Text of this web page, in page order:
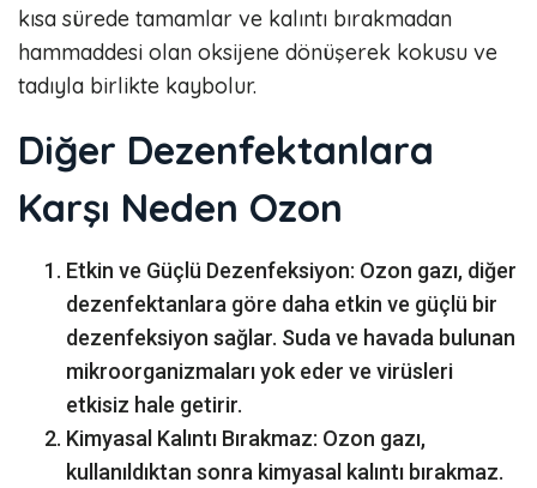
kısa sürede tamamlar ve kalıntı bırakmadan
hammaddesi olan oksijene dönüşerek kokusu ve
tadıyla birlikte kaybolur.
Diğer Dezenfektanlara
Karşı Neden Ozon
Etkin ve Güçlü Dezenfeksiyon: Ozon gazı, diğer
dezenfektanlara göre daha etkin ve güçlü bir
dezenfeksiyon sağlar. Suda ve havada bulunan
mikroorganizmaları yok eder ve virüsleri
etkisiz hale getirir.
Kimyasal Kalıntı Bırakmaz: Ozon gazı,
kullanıldıktan sonra kimyasal kalıntı bırakmaz.